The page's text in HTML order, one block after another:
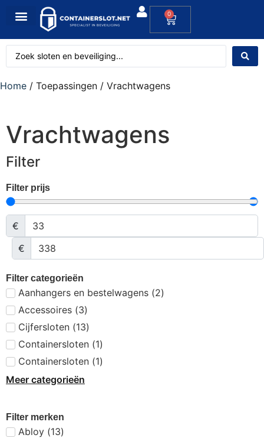
0
Home / Toepassingen / Vrachtwagens
Vrachtwagens
Filter
Filter prijs
€
€
Filter categorieën
Aanhangers en bestelwagens (2)
Accessoires (3)
Cijfersloten (13)
Containersloten (1)
Containersloten (1)
Meer categorieën
Filter merken
Abloy (13)